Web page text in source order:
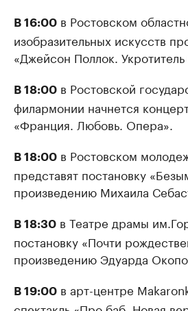
В 16:00 в Ростовском
изобразительных искусств
«Джейсон Поллок.
В 18:00 в Ростовской
филармонии начнется
«Франция. Любовь. Опера».
В 18:00 в Ростовском
представят постановку
произведению Михаила
В 18:30 в Театре драмы
постановку «Почти
произведению Эдуарда
В 19:00 в арт-центре